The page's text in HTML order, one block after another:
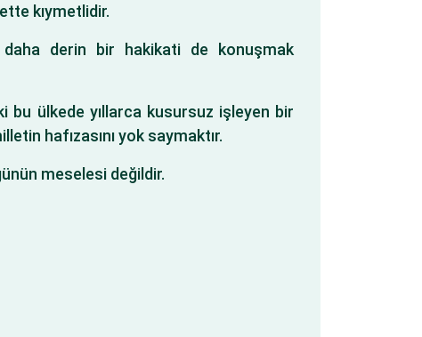
kıymetlidir.
derin bir hakikati de konuşmak
bu ülkede yıllarca kusursuz işleyen bir
hafızasını yok saymaktır.
meselesi değildir.